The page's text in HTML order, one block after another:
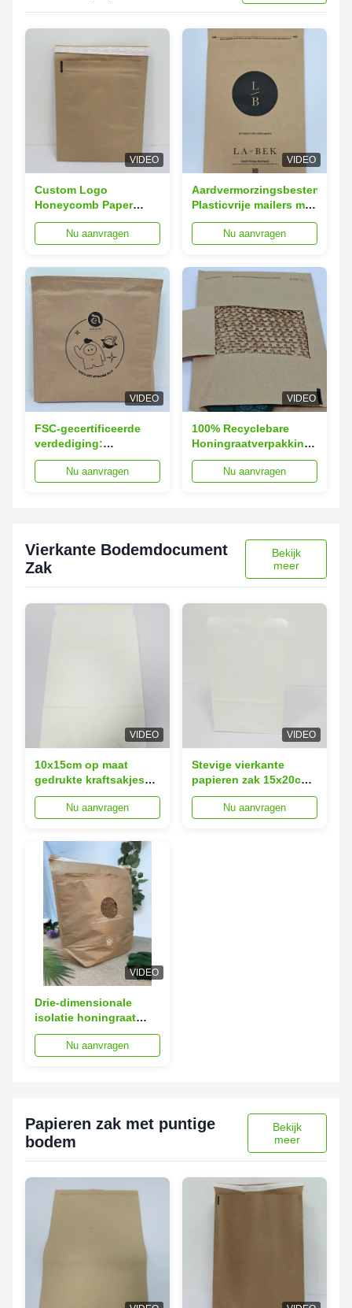
VIDEO
Custom Logo
Honeycomb Paper
Mailer Verpakking
15x20cm Recycled
Nu aanvragen
VIDEO
Aardvermorzingsbestendig:
Plasticvrije mailers met
zeshoekige harnassen
Nu aanvragen
VIDEO
FSC-gecertificeerde
verdediging:
onbreekbare Eco-
Mailers in 7 maten
Nu aanvragen
VIDEO
100% Recyclebare
Honingraatverpakkingen:
Geen Plastic, Maximale
Bescherming
Nu aanvragen
Vierkante Bodemdocument
Zak
Bekijk
meer
VIDEO
10x15cm op maat
gedrukte kraftsakjes
Eco-vriendelijk
gerecycled papier
Nu aanvragen
VIDEO
Stevige vierkante
papieren zak 15x20cm
Recycled Paper
Shipping Envelopes
Nu aanvragen
VIDEO
Drie-dimensionale
isolatie honingraat
kraft papier envelop
Nu aanvragen
Papieren zak met puntige
bodem
Bekijk
meer